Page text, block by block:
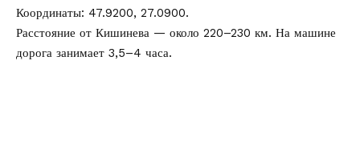
Координаты: 47.9200, 27.0900.
Расстояние от Кишинева — около 220–230 км. На машине
дорога занимает 3,5–4 часа.